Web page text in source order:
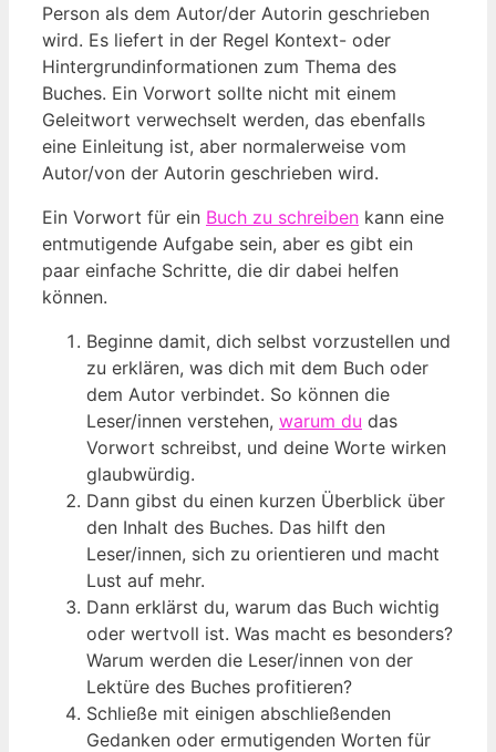
Person als dem Autor/der Autorin geschrieben
wird. Es liefert in der Regel Kontext- oder
Hintergrundinformationen zum Thema des
Buches. Ein Vorwort sollte nicht mit einem
Geleitwort verwechselt werden, das ebenfalls
eine Einleitung ist, aber normalerweise vom
Autor/von der Autorin geschrieben wird.
Ein Vorwort für ein Buch zu schreiben kann eine
entmutigende Aufgabe sein, aber es gibt ein
paar einfache Schritte, die dir dabei helfen
können.
Beginne damit, dich selbst vorzustellen und
zu erklären, was dich mit dem Buch oder
dem Autor verbindet. So können die
Leser/innen verstehen, warum du das
Vorwort schreibst, und deine Worte wirken
glaubwürdig.
Dann gibst du einen kurzen Überblick über
den Inhalt des Buches. Das hilft den
Leser/innen, sich zu orientieren und macht
Lust auf mehr.
Dann erklärst du, warum das Buch wichtig
oder wertvoll ist. Was macht es besonders?
Warum werden die Leser/innen von der
Lektüre des Buches profitieren?
Schließe mit einigen abschließenden
Gedanken oder ermutigenden Worten für